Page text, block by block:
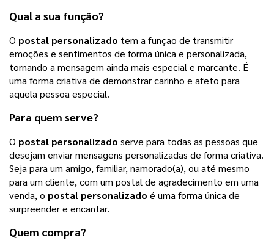
Qual a sua função?
O postal personalizado tem a função de transmitir
emoções e sentimentos de forma única e personalizada,
tornando a mensagem ainda mais especial e marcante. É
uma forma criativa de demonstrar carinho e afeto para
aquela pessoa especial.
Para quem serve?
O postal personalizado serve para todas as pessoas que
desejam enviar mensagens personalizadas de forma criativa.
Seja para um amigo, familiar, namorado(a), ou até mesmo
para um cliente, com um postal de agradecimento em uma
venda, o postal personalizado é uma forma única de
surpreender e encantar.
Quem compra?